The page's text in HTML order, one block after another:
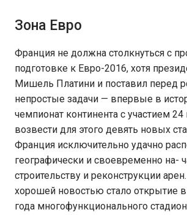
Зона Евро
Франция не должна столкнуться с
подготовке к Евро-2016, хотя
Мишель Платини и поставил перед
непростые задачи — впервые в
чемпионат континента с участием
возвести для этого девять новых
Франция исключительно удачно
географически и своевременно на-
строительству и реконструкции
хорошей новостью стало открытие в
года многофункционального